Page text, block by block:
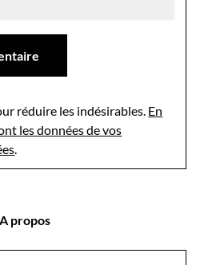
réduire les indésirables. En
les données de vos
.
A propos